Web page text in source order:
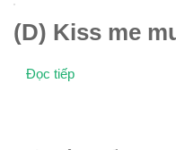
(D) Kiss me
Đọc tiếp